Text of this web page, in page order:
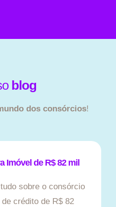
blog
dos consórcios!
Imóvel de R$ 82 mil
sobre o consórcio
crédito de R$ 82